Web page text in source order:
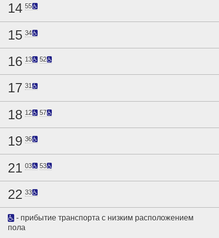
14 55
15 34
16 13 52
17 31
18 12 57
19 36
21 03 53
22 33
- прибытие транспорта с низким расположением
пола